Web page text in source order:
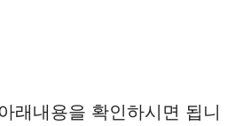
래내용을 확인하시면 됩니